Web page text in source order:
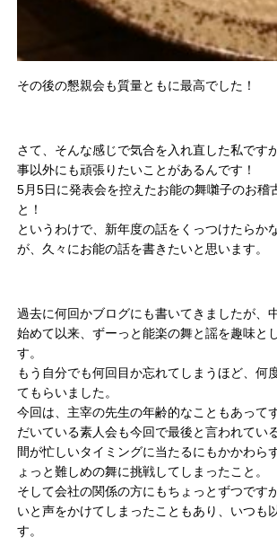
その後の懇親会も質量ともに最高でした！
さて、そんな感じで気合を入れ直した私です
事以外にも頑張りたいことがあるんです！
5月5日に発表会を控えたお能の舞囃子のお稽
と！
というわけで、新年度の話をくっつけたらか
が、久々にお能の話を書きたいと思います。
過去に何回かブログにも書いてきましたが、
始めて以来、ずーっと能楽の舞と謡を趣味と
す。
もう自分でも何回目か忘れてしまうほど、何
てもらいました。
今回は、主宰の先生の年齢的なこともあって
だいている素人会も今回で最後と言われてい
間が忙しいタイミングに当たるにもかかわら
ょっと難しめの舞に挑戦してしまったこと。
そして会社の関係の方にもちょっとずつです
いと声をかけてしまったこともあり、いつも
す。